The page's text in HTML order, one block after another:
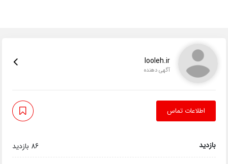
looleh.ir
آگهی دهنده
اطلاعات تماس
بازدید 86 بازدید